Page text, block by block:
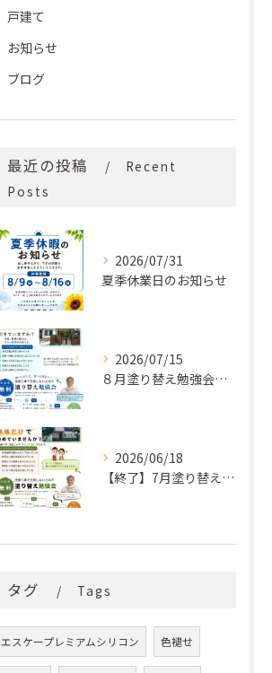
戸建て
お知らせ
ブログ
最近の投稿
Recent
Posts
2026/07/31
夏季休業日のお知らせ
2026/07/15
８月塗り替え勉強会開催のお知らせ
2026/06/18
【終了】7月塗り替え勉強会のお知らせ
タグ Tags
エスケープレミアムシリコン 色褪せ